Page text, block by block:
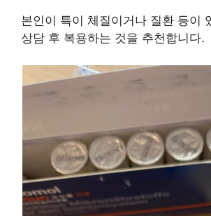
본인이 특이 체질이거나 질환 등이
상담 후 복용하는 것을 추천합니다.